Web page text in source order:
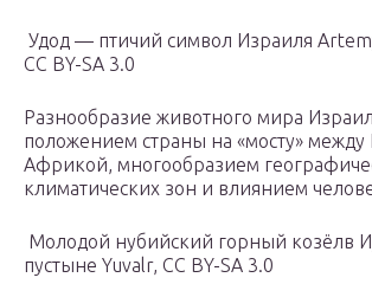
Удод — птичий символ Израиля
CC BY-SA 3.0
Разнообразие животного мира
положением страны на «мосту» между
Африкой, многообразием
климатических зон и влиянием
Молодой нубийский горный козёлв
пустыне Yuvalr, CC BY-SA 3.0